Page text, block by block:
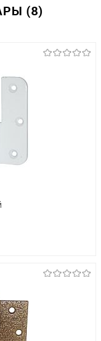
(8)
Сравнение
В наличии (233)